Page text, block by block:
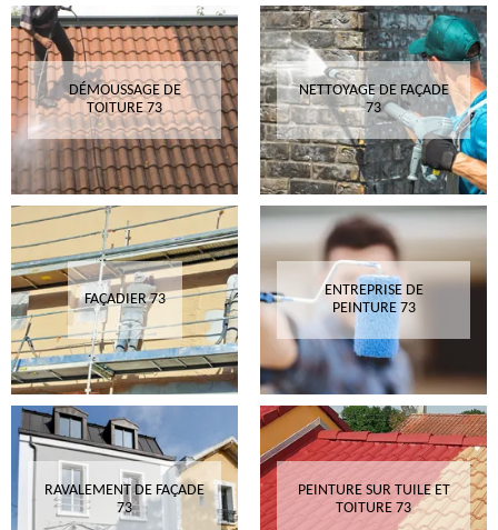
DÉMOUSSAGE DE
TOITURE 73
NETTOYAGE DE FAÇADE
73
FAÇADIER 73
ENTREPRISE DE
PEINTURE 73
RAVALEMENT DE FAÇADE
73
PEINTURE SUR TUILE ET
TOITURE 73